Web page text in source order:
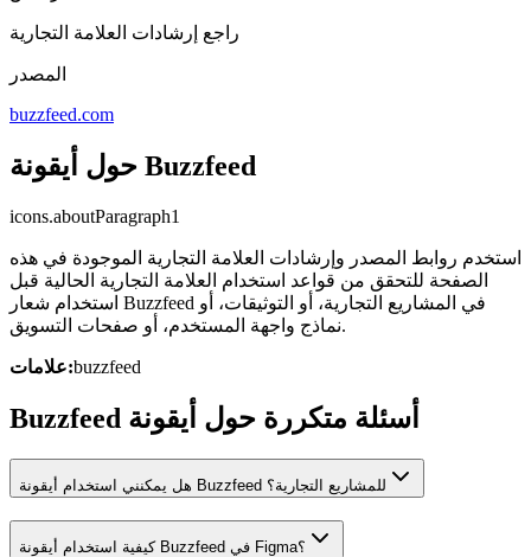
راجع إرشادات العلامة التجارية
المصدر
buzzfeed.com
حول أيقونة Buzzfeed
icons.aboutParagraph1
استخدم روابط المصدر وإرشادات العلامة التجارية الموجودة في هذه
الصفحة للتحقق من قواعد استخدام العلامة التجارية الحالية قبل
استخدام شعار Buzzfeed في المشاريع التجارية، أو التوثيقات، أو
نماذج واجهة المستخدم، أو صفحات التسويق.
علامات:buzzfeed
Buzzfeed أسئلة متكررة حول أيقونة
هل يمكنني استخدام أيقونة Buzzfeed للمشاريع التجارية؟
كيفية استخدام أيقونة Buzzfeed في Figma؟